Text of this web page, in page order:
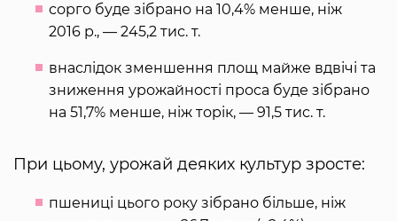
сорго буде зібрано на 10,4% менше, ніж
2016 р., — 245,2 тис. т.
внаслідок зменшення площ майже вдвічі та
зниження урожайності проса буде зібрано
на 51,7% менше, ніж торік, — 91,5 тис. т.
При цьому, урожай деяких культур зросте:
пшениці цього року зібрано більше, ніж